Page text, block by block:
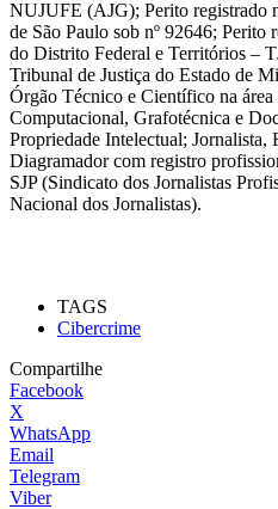
NUJUFE (AJG); Perito registrado
de São Paulo sob nº 92646; Perito
do Distrito Federal e Territórios –
Tribunal de Justiça do Estado de
Órgão Técnico e Científico na área
Computacional, Grafotécnica e
Propriedade Intelectual; Jornalista,
Diagramador com registro
SJP (Sindicato dos Jornalistas
Nacional dos Jornalistas).
TAGS
Cibercrime
Compartilhe
Facebook
X
WhatsApp
Email
Telegram
Viber